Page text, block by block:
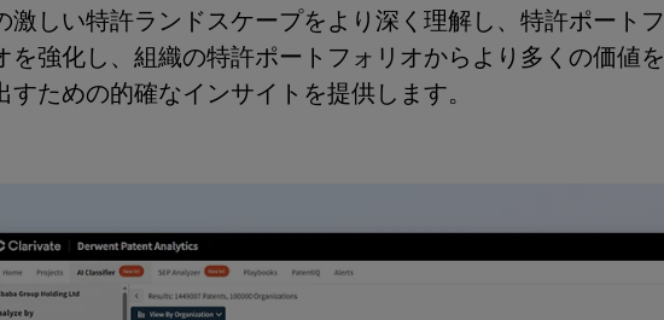
激しい特許ランドスケープをより深く理解し、特許ポートフ
を強化し、組織の特許ポートフォリオからより多くの価値を
すための的確なインサイトを提供します。